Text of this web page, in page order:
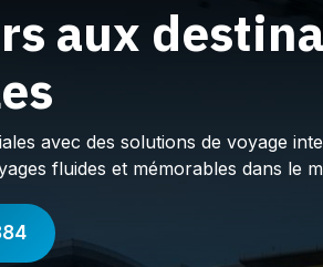
aux
avec des solutions de voyage
fluides et mémorables dans le